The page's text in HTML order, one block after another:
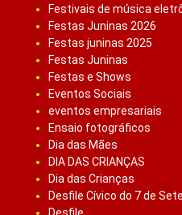
Festivais de música
Festas Juninas 2026
Festas juninas 2025
Festas Juninas
Festas e Shows
Eventos Sociais
eventos empresariais
Ensaio fotográficos
Dia das Mães
DIA DAS CRIANÇAS
Dia das Crianças
Desfile Cívico do 7 de